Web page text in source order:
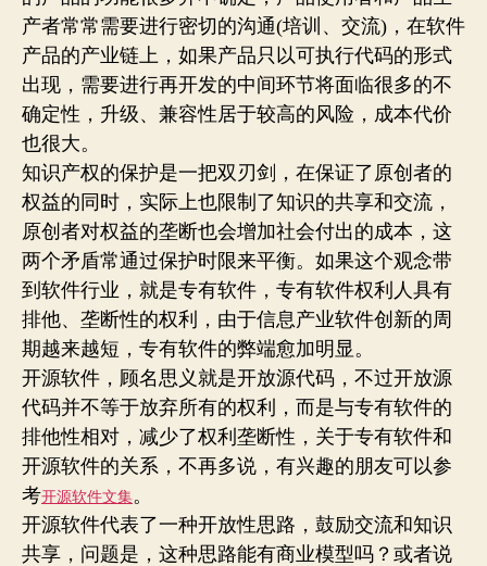
产者常常需要进行密切的沟通(培训、交流)，在软件
产品的产业链上，如果产品只以可执行代码的形式
出现，需要进行再开发的中间环节将面临很多的不
确定性，升级、兼容性居于较高的风险，成本代价
也很大。
知识产权的保护是一把双刃剑，在保证了原创者的
权益的同时，实际上也限制了知识的共享和交流，
原创者对权益的垄断也会增加社会付出的成本，这
两个矛盾常通过保护时限来平衡。如果这个观念带
到软件行业，就是专有软件，专有软件权利人具有
排他、垄断性的权利，由于信息产业软件创新的周
期越来越短，专有软件的弊端愈加明显。
开源软件，顾名思义就是开放源代码，不过开放源
代码并不等于放弃所有的权利，而是与专有软件的
排他性相对，减少了权利垄断性，关于专有软件和
开源软件的关系，不再多说，有兴趣的朋友可以参
考开源软件文集。
开源软件代表了一种开放性思路，鼓励交流和知识
共享，问题是，这种思路能有商业模型吗？或者说